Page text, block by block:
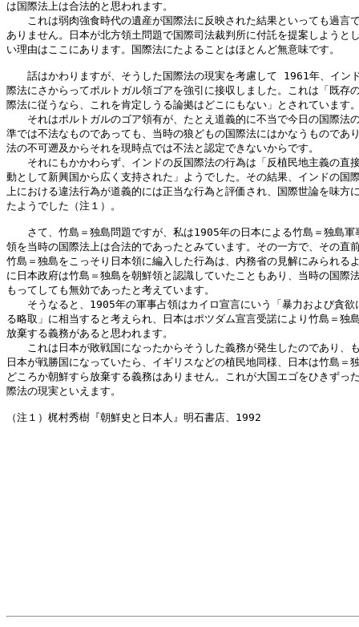
は国際法上は合法的と思われます。
これは弱肉強食時代の遺産が国際法に反映された結果といっても過言
ありません。日本が北方領土問題で国際司法裁判所に付託を提案しようと
い理由はここにあります。国際法にたよることはほとんど無意味です。
話はかわりますが、そうした国際法の現実を考慮して 1961年、イン
際法にさからってポルトガル領ゴアを強引に接収しました。これは「既存
際法に従うなら、これを肯定しうる論拠はどこにもない」とされています
それはポルトガルのゴア領有が、たとえ道義的に不当で今日の国際法
準では不法なものであっても、当時の狼どもの国際法にはかなうものであ
法の不可遡及からそれを現時点では不法と認定できないからです。
それにもかかわらず、インドの反国際法の行為は「反植民地主義の直
動として新興国から広く支持された」ようでした。その結果、インドの国
上における違法行為が道義的には正当な行為と評価され、国際世論を味方
たようでした（注１）。
さて、竹島＝独島問題ですが、私は1905年の日本による竹島＝独島軍
領を当時の国際法上は合法的であったとみています。その一方で、その直
竹島＝独島をこっそり日本領に編入した行為は、内務省の見解にみられる
に日本政府は竹島＝独島を朝鮮領と認識していたこともあり、当時の国際
もってしても無効であったと考えています。
そうなると、1905年の軍事占領はカイロ宣言にいう「暴力および貪欲
る略取」に相当すると考えられ、日本はポツダム宣言受諾により竹島＝独
放棄する義務があると思われます。
これは日本が敗戦国になったからそうした義務が発生したのであり、
日本が戦勝国になっていたら、イギリスなどの植民地同様、日本は竹島＝
どころか朝鮮すら放棄する義務はありません。これが大国エゴをひきずっ
際法の現実といえます。
（注１）梶村秀樹『朝鮮史と日本人』明石書店、1992